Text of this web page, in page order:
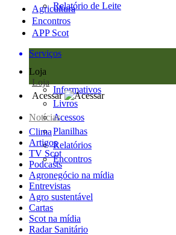
Relatório de Leite
Agricultura
Encontros
APP Scot
Serviços
Loja
Loja
Informativos
Livros
Acessos
Planilhas
Relatórios
Encontros
Acessar
Notícias
Clima
Artigos
TV Scot
Podcasts
Agronegócio na mídia
Entrevistas
Agro sustentável
Cartas
Scot na mídia
Radar Sanitário